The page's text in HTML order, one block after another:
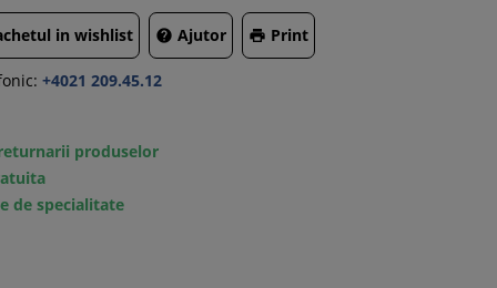
in wishlist  Ajutor  Print
+4021 209.45.12
produselor
de specialitate